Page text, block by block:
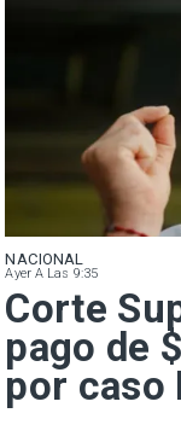
NACIONAL
Ayer A Las 9:35
Corte
pago de
por caso